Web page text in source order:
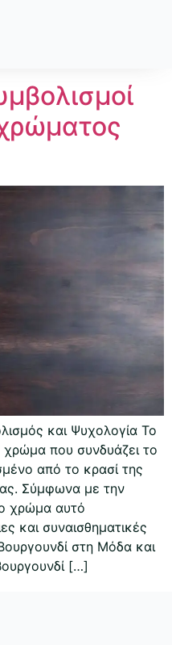
και Ψυχολογία Το
χρώμα που συνδυάζει το
από το κρασί της
Σύμφωνα με την
χρώμα αυτό
και συναισθηματικές
στη Μόδα και
[…]